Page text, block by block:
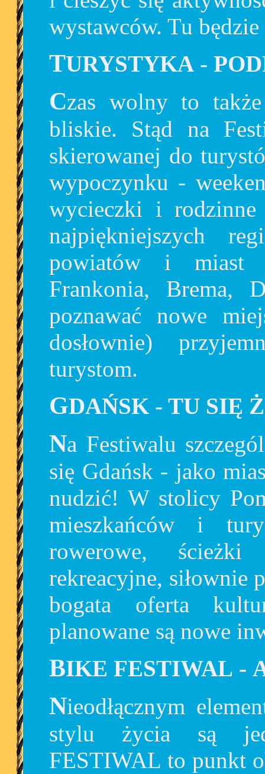
wystawców. Tu
TURYSTYKA -
Czas wolny to także podróże - te dalekie i te
bliskie. Stąd na
skierowanej do
wypoczynku -
wycieczki i rodzinne
najpiękniejszych
powiatów i miast
Frankonia, Brema,
poznawać nowe
dosłownie)
turystom.
GDAŃSK - TU SIĘ
Na Festiwalu szczególnie atrakcyjnie zaprezentuje
się Gdańsk - jako
nudzić! W stolicy
mieszkańców i
rowerowe,
rekreacyjne, siłownie
bogata oferta
planowane są nowe
BIKE FESTIWAL -
Nieodłącznym elementem zdrowego i aktywnego
stylu życia są
FESTIWAL to punkt